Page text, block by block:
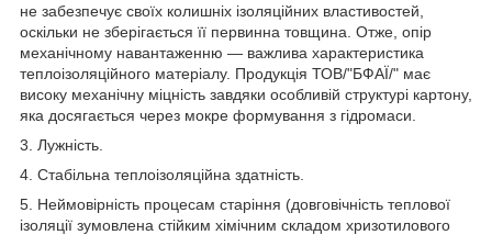
не забезпечує своїх колишніх ізоляційних властивостей,
оскільки не зберігається її первинна товщина. Отже, опір
механічному навантаженню — важлива характеристика
теплоізоляційного матеріалу. Продукція ТОВ/"БФАЇ/" має
високу механічну міцність завдяки особливій структурі картону,
яка досягається через мокре формування з гідромаси.
3. Лужність.
4. Стабільна теплоізоляційна здатність.
5. Неймовірність процесам старіння (довговічність теплової
ізоляції зумовлена стійким хімічним складом хризотилового